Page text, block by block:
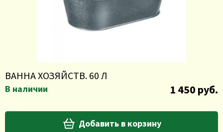
ВАННА ХОЗЯЙСТВ. 60 Л
В наличии 1 450 руб.
Добавить в корзину